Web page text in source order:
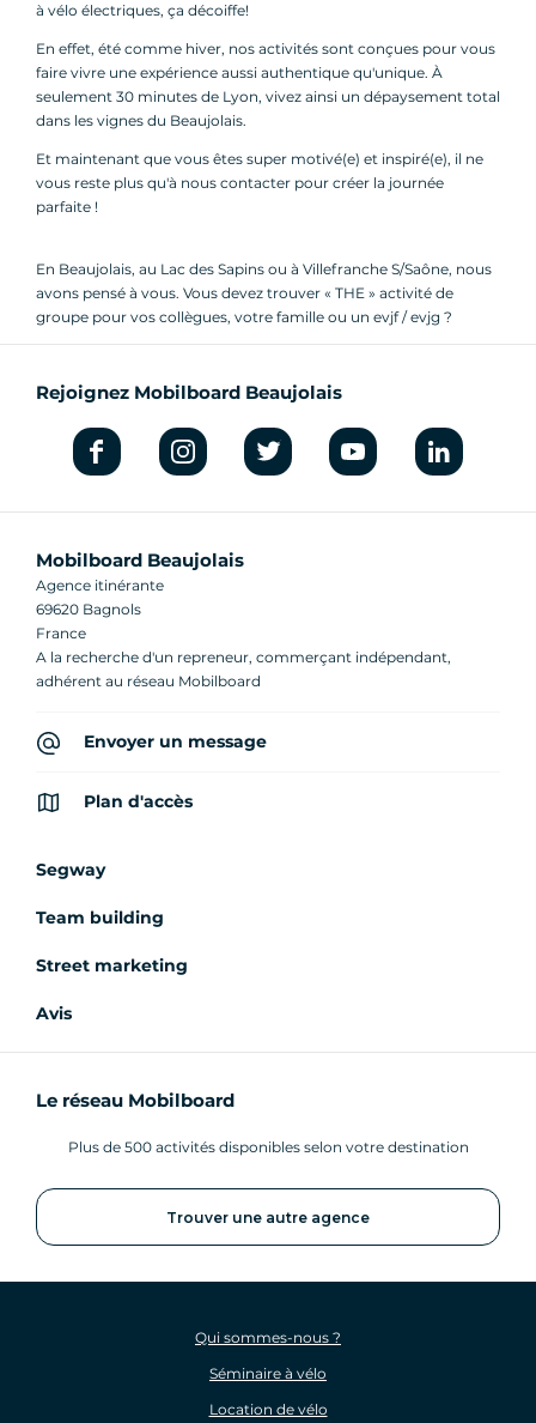
à vélo électriques, ça décoiffe!
En effet, été comme hiver, nos activités sont conçues pour vous
faire vivre une expérience aussi authentique qu'unique. À
seulement 30 minutes de Lyon, vivez ainsi un dépaysement total
dans les vignes du Beaujolais.
Et maintenant que vous êtes super motivé(e) et inspiré(e), il ne
vous reste plus qu'à nous contacter pour créer la journée
parfaite !
En Beaujolais, au Lac des Sapins ou à Villefranche S/Saône, nous
avons pensé à vous. Vous devez trouver « THE » activité de
groupe pour vos collègues, votre famille ou un evjf / evjg ?
Rejoignez Mobilboard Beaujolais
Mobilboard Beaujolais
Agence itinérante
69620 Bagnols
France
A la recherche d'un repreneur, commerçant indépendant,
adhérent au réseau Mobilboard
Envoyer un message
Plan d'accès
Segway
Team building
Street marketing
Avis
Le réseau Mobilboard
Plus de 500 activités disponibles selon votre destination
Trouver une autre agence
Qui sommes-nous ?
Séminaire à vélo
Location de vélo